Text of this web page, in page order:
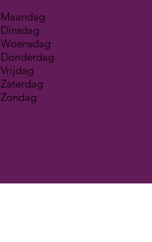
Maandag
Dinsdag
Woensdag
Donderdag
Vrijdag
Zaterdag
Zondag